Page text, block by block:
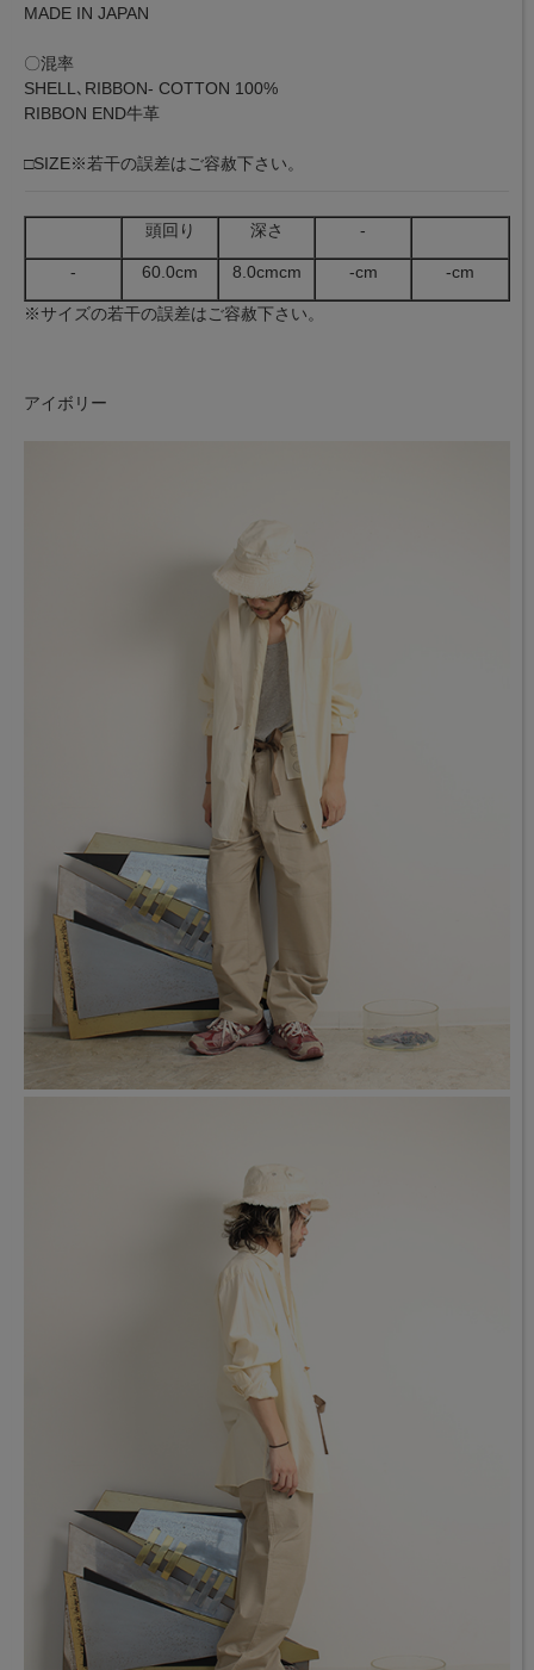
MADE IN JAPAN
〇混率
SHELL､RIBBON- COTTON 100%
RIBBON END牛革
□SIZE※若干の誤差はご容赦下さい。
頭回り 深さ -
- 60.0cm 8.0cmcm -cm -cm
※サイズの若干の誤差はご容赦下さい。
アイボリー